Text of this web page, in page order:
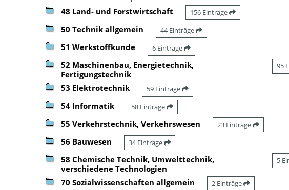
48 Land- und Forstwirtschaft 156 Einträge
50 Technik allgemein 44 Einträge
51 Werkstoffkunde 6 Einträge
52 Maschinenbau, Energietechnik,
Fertigungstechnik
95
53 Elektrotechnik 59 Einträge
54 Informatik 58 Einträge
55 Verkehrstechnik, Verkehrswesen 23 Einträge
56 Bauwesen 34 Einträge
58 Chemische Technik, Umwelttechnik,
verschiedene Technologien
5
70 Sozialwissenschaften allgemein 2 Einträge